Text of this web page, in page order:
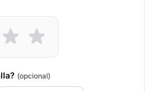
(opcional)